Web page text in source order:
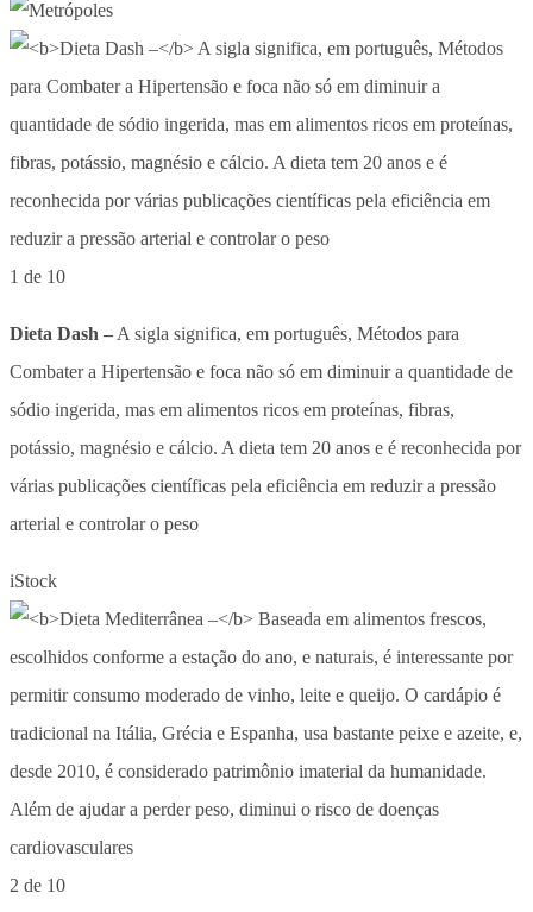
1 de 10
Dieta Dash – A sigla significa, em português, Métodos para
Combater a Hipertensão e foca não só em diminuir a quantidade de
sódio ingerida, mas em alimentos ricos em proteínas, fibras,
potássio, magnésio e cálcio. A dieta tem 20 anos e é reconhecida por
várias publicações científicas pela eficiência em reduzir a pressão
arterial e controlar o peso
iStock
2 de 10